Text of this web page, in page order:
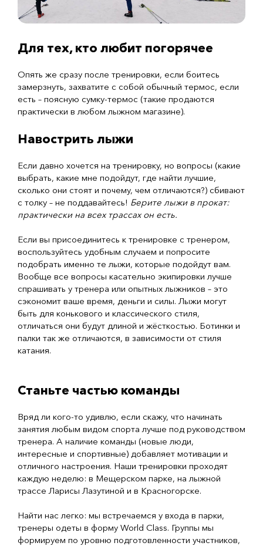
Для тех, кто любит погорячее
Опять же сразу после тренировки, если боитесь
замерзнуть, захватите с собой обычный термос, если
есть – поясную сумку-термос (такие продаются
практически в любом лыжном магазине).
Навострить лыжи
Если давно хочется на тренировку, но вопросы (какие
выбрать, какие мне подойдут, где найти лучшие,
сколько они стоят и почему, чем отличаются?) сбивают
с толку – не поддавайтесь! Берите лыжи в прокат:
практически на всех трассах он есть.
Если вы присоединитесь к тренировке с тренером,
воспользуйтесь удобным случаем и попросите
подобрать именно те лыжи, которые подойдут вам.
Вообще все вопросы касательно экипировки лучше
спрашивать у тренера или опытных лыжников – это
сэкономит ваше время, деньги и силы. Лыжи могут
быть для конькового и классического стиля,
отличаться они будут длиной и жёсткостью. Ботинки и
палки так же отличаются, в зависимости от стиля
катания.
Станьте частью команды
Вряд ли кого-то удивлю, если скажу, что начинать
занятия любым видом спорта лучше под руководством
тренера. А наличие команды (новые люди,
интересные и спортивные) добавляет мотивации и
отличного настроения. Наши тренировки проходят
каждую неделю: в Мещерском парке, на лыжной
трассе Ларисы Лазутиной и в Красногорске.
Найти нас легко: мы встречаемся у входа в парки,
тренеры одеты в форму World Class. Группы мы
формируем по уровню подготовленности участников,